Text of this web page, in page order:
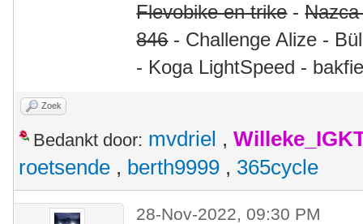
Flevobike en trike-
846- Challenge Alize -
- Koga LightSpeed -
Zoek
Bedankt door: mvdriel ,
roetsende , berth9999 , 365cycle
28-Nov-2022, 09:30 PM